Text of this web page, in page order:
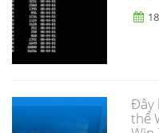
Đây
thế